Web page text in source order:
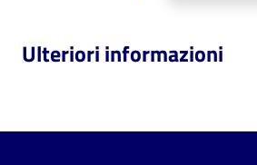
Ulteriori informazioni